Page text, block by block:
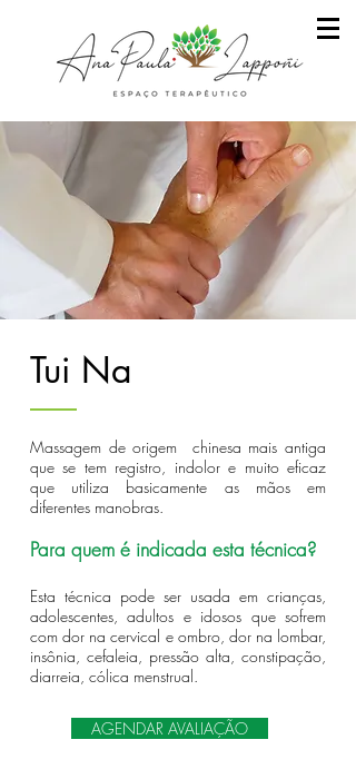
Tui Na
Massagem de origem chinesa mais antiga
que se tem registro, indolor e muito eficaz
que utiliza basicamente as mãos em
diferentes manobras.
Para quem é indicada esta técnica?
Esta técnica pode ser usada em crianças,
adolescentes, adultos e idosos que sofrem
com dor na cervical e ombro, dor na lombar,
insônia, cefaleia, pressão alta, constipação,
diarreia, cólica menstrual.
AGENDAR AVALIAÇÃO